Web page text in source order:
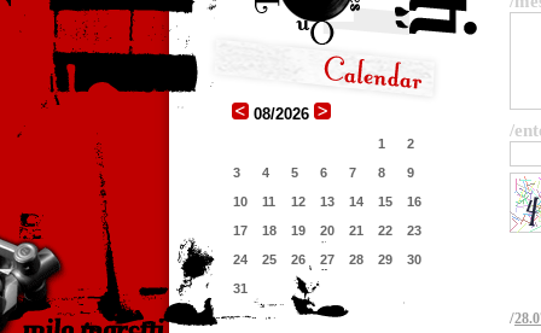
08/2026
1
2
3
4 5 6 7 8
9
10
11 12 13 14 15
16
17
18 19 20 21 22
23
24
25 26 27 28 29
30
31
/
/